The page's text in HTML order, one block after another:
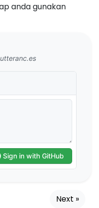
anda gunakan
Next »